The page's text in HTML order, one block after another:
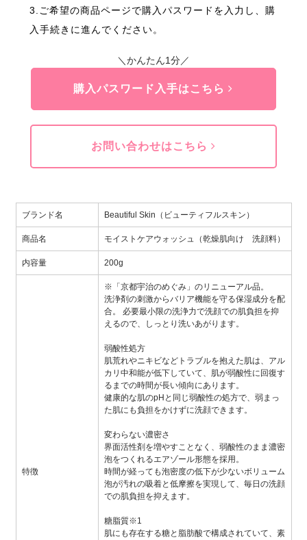
3.ご希望の商品ページで購入パスワードを入力し、購
入手続きに進んでください。
＼かんたん1分／
購入パスワード入手はこちら
お問い合わせはこちら
ブランド名 Beautiful Skin（ビューティフルスキン）
商品名 モイストケアウォッシュ（乾燥肌向け 洗顔料）
内容量 200g
特徴
※「京都宇治のめぐみ」のリニューアル品。
洗浄剤の刺激からバリア機能を守る保湿成分を配
合。 必要最小限の洗浄力で洗顔での肌負担を抑
えるので、しっとり洗いあがります。
弱酸性処方
肌荒れやニキビなどトラブルを抱えた肌は、アル
カリ中和能が低下していて、肌が弱酸性に回復す
るまでの時間が長い傾向にあります。
健康的な肌のpHと同じ弱酸性の処方で、弱まっ
た肌にも負担をかけずに洗顔できます。
変わらない濃密さ
界面活性剤を増やすことなく、弱酸性のまま濃密
泡をつくれるエアゾール形態を採用。
時間が経っても泡密度の低下が少ないボリューム
泡が汚れの吸着と低摩擦を実現して、毎日の洗顔
での肌負担を抑えます。
糖脂質※1
肌にも存在する糖と脂肪酸で構成されていて、素